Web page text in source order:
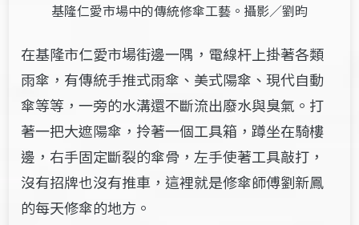
基隆仁愛市場中的傳統修傘工藝。攝影／劉昀
在基隆市仁愛市場街邊一隅，電線杆上掛著各類
雨傘，有傳統手推式雨傘、美式陽傘、現代自動
傘等等，一旁的水溝還不斷流出廢水與臭氣。打
著一把大遮陽傘，拎著一個工具箱，蹲坐在騎樓
邊，右手固定斷裂的傘骨，左手使著工具敲打，
沒有招牌也沒有推車，這裡就是修傘師傅劉新鳳
的每天修傘的地方。